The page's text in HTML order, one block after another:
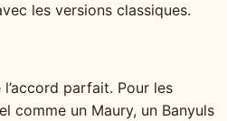
les versions classiques.
parfait. Pour les
comme un Maury, un Banyuls